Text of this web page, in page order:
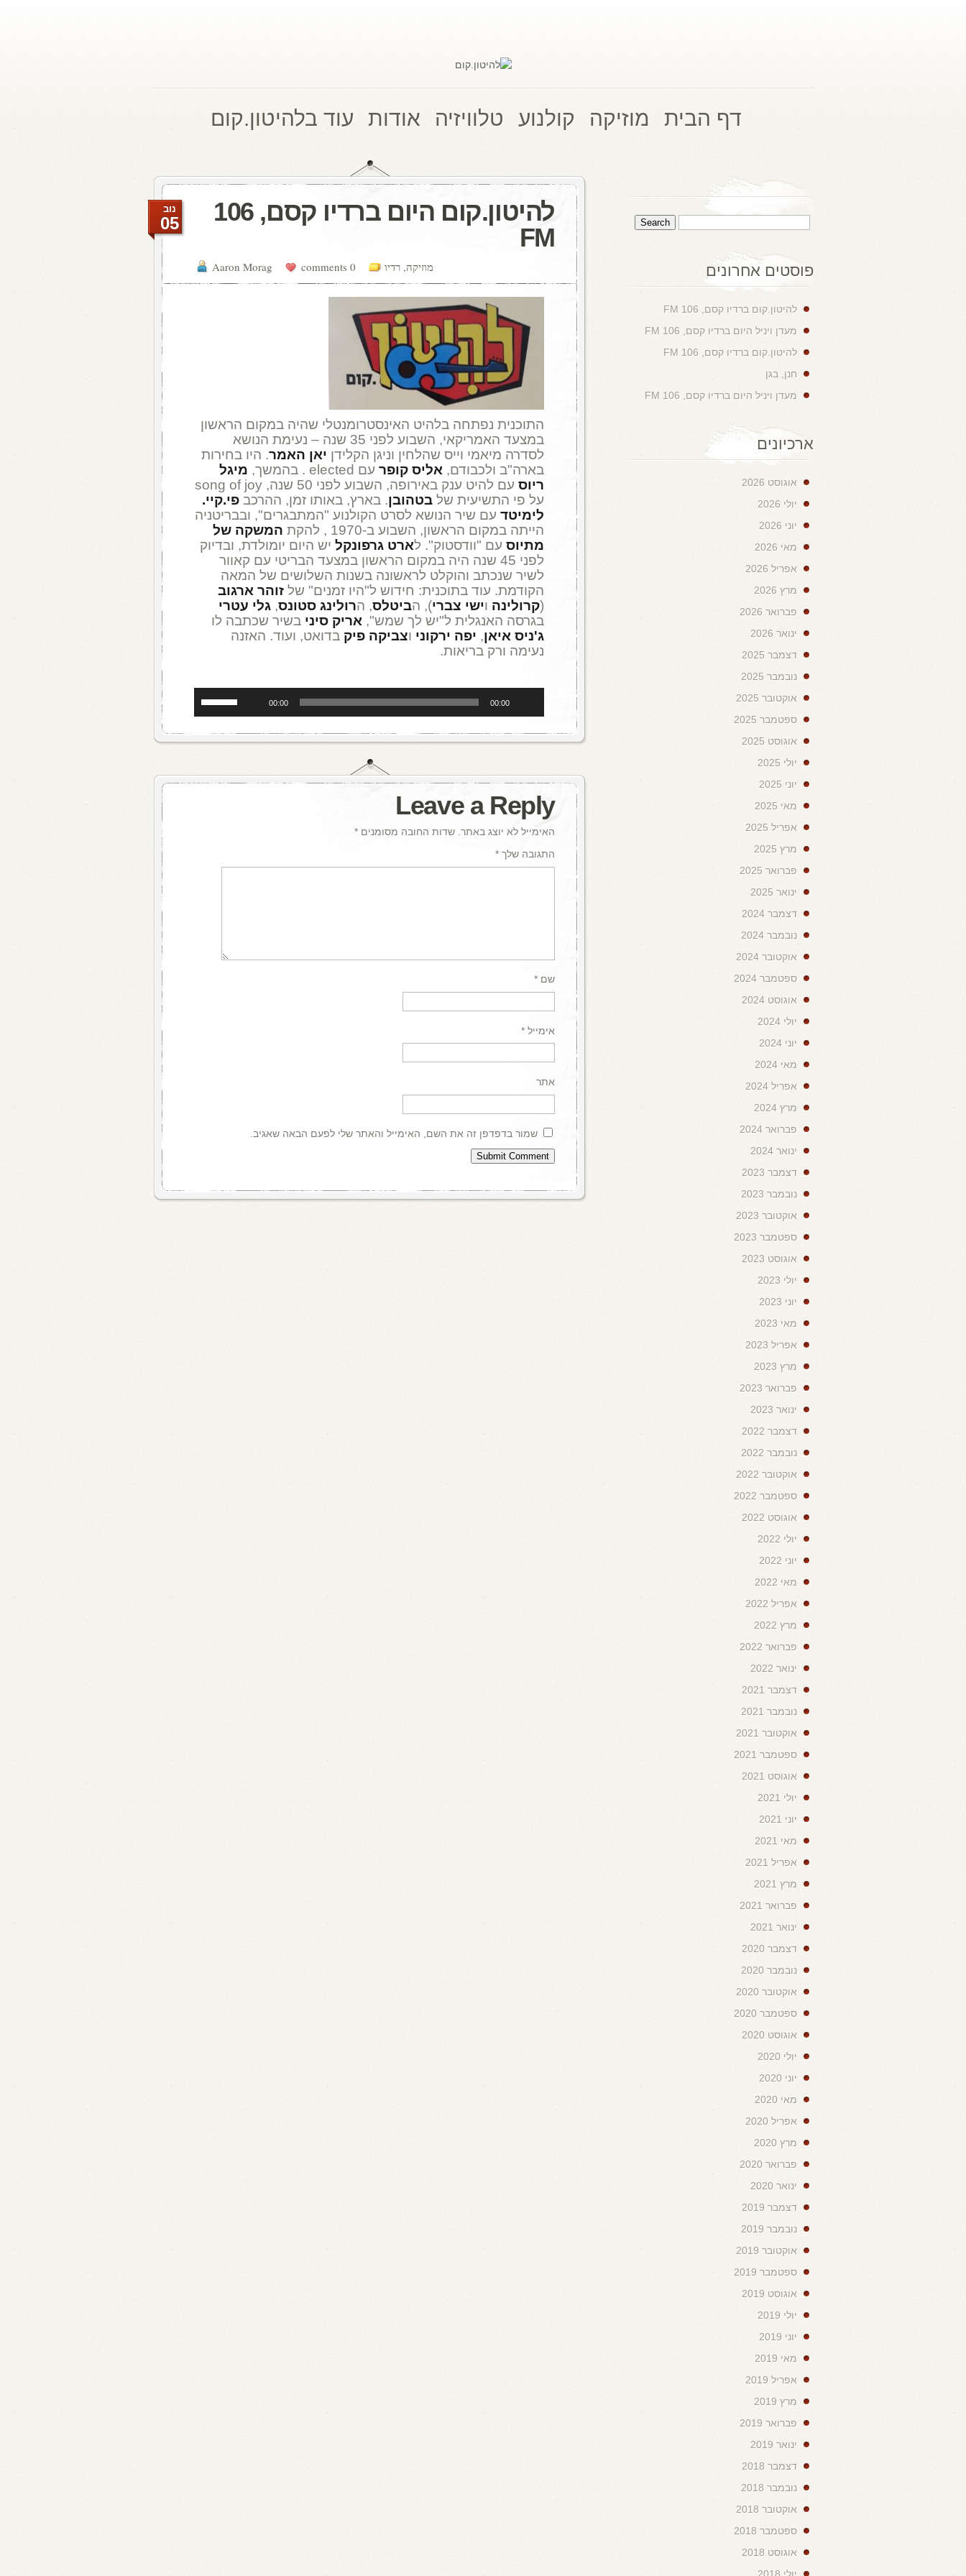
דף הבית מוזיקה קולנוע טלוויזיה אודות עוד בלהיטון.קום
להיטון.קום היום ברדיו קסם, 106
FM
Aaron Morag 0 comments מוזיקה, רדיו
נוב
05
התוכנית נפתחה בלהיט האינסטרומנטלי שהיה במקום הראשון
במצעד האמריקאי, השבוע לפני 35 שנה – נעימת הנושא
לסדרה מיאמי וייס שהלחין וניגן הקלידן יאן האמר. היו בחירות
בארה"ב ולכבודם, אליס קופר עם elected . בהמשך,
מיגל
ריוס
עם להיט ענק באירופה, השבוע לפני 50 שנה, song of joy
על פי התשיעית של בטהובן. בארץ, באותו זמן, ההרכב פי.קיי.
לימיטד עם שיר הנושא לסרט הקולנוע "המתבגרים", ובבריטניה
הייתה במקום הראשון, השבוע ב-1970 , להקת
המשקה של
מתיוס עם "וודסטוק". לארט גרפונקל יש היום יומולדת, ובדיוק
לפני 45 שנה היה במקום הראשון במצעד הבריטי עם קאוור
לשיר שנכתב והוקלט לראשונה בשנות השלושים של המאה
הקודמת. עוד בתוכנית: חידוש ל"היו זמנים" של זוהר ארגוב
(קרולינה וישי צברי), הביטלס, הרולינג סטונס, גלי עטרי
בגרסה האנגלית ל"יש לך שמש", אריק סיני בשיר שכתבה לו
ג'ניס איאן, יפה ירקוני וצביקה פיק בדואט, ועוד. האזנה
נעימה ורק בריאות.
00:00
00:00
למעלה/למטה
כדי
להנמיך
Leave a Reply
האימייל לא יוצג באתר. שדות החובה מסומנים *
התגובה שלך *
שם *
אימייל *
אתר
שמור בדפדפן זה את השם, האימייל והאתר שלי לפעם הבאה שאגיב.
פוסטים אחרונים
להיטון.קום ברדיו קסם, 106 FM
מעדן ויניל היום ברדיו קסם, 106 FM
להיטון.קום ברדיו קסם, 106 FM
חנן, בגן
מעדן ויניל היום ברדיו קסם, 106 FM
ארכיונים
אוגוסט 2026
יולי 2026
יוני 2026
מאי 2026
אפריל 2026
מרץ 2026
פברואר 2026
ינואר 2026
דצמבר 2025
נובמבר 2025
אוקטובר 2025
ספטמבר 2025
אוגוסט 2025
יולי 2025
יוני 2025
מאי 2025
אפריל 2025
מרץ 2025
פברואר 2025
ינואר 2025
דצמבר 2024
נובמבר 2024
אוקטובר 2024
ספטמבר 2024
אוגוסט 2024
יולי 2024
יוני 2024
מאי 2024
אפריל 2024
מרץ 2024
פברואר 2024
ינואר 2024
דצמבר 2023
נובמבר 2023
אוקטובר 2023
ספטמבר 2023
אוגוסט 2023
יולי 2023
יוני 2023
מאי 2023
אפריל 2023
מרץ 2023
פברואר 2023
ינואר 2023
דצמבר 2022
נובמבר 2022
אוקטובר 2022
ספטמבר 2022
אוגוסט 2022
יולי 2022
יוני 2022
מאי 2022
אפריל 2022
מרץ 2022
פברואר 2022
ינואר 2022
דצמבר 2021
נובמבר 2021
אוקטובר 2021
ספטמבר 2021
אוגוסט 2021
יולי 2021
יוני 2021
מאי 2021
אפריל 2021
מרץ 2021
פברואר 2021
ינואר 2021
דצמבר 2020
נובמבר 2020
אוקטובר 2020
ספטמבר 2020
אוגוסט 2020
יולי 2020
יוני 2020
מאי 2020
אפריל 2020
מרץ 2020
פברואר 2020
ינואר 2020
דצמבר 2019
נובמבר 2019
אוקטובר 2019
ספטמבר 2019
אוגוסט 2019
יולי 2019
יוני 2019
מאי 2019
אפריל 2019
מרץ 2019
פברואר 2019
ינואר 2019
דצמבר 2018
נובמבר 2018
אוקטובר 2018
ספטמבר 2018
אוגוסט 2018